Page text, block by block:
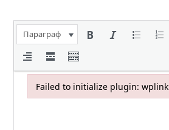
Параграф
Failed to initialize plugin: wplink
Failed to initialize plugin: wplink